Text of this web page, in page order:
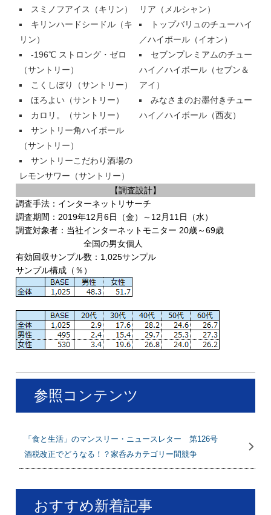
スミノフアイス（キリン）
キリンハードシードル（キ
リン）
-196℃ ストロング・ゼロ
（サントリー）
こくしぼり（サントリー）
ほろよい（サントリー）
カロリ。（サントリー）
サントリー角ハイボール
（サントリー）
サントリーこだわり酒場の
レモンサワー（サントリー）
リア（メルシャン）
トップバリュのチューハイ
／ハイボール（イオン）
セブンプレミアムのチュー
ハイ／ハイボール（セブン＆
アイ）
みなさまのお墨付きチュー
ハイ／ハイボール（西友）
【調査設計】
調査手法：インターネットリサーチ
調査期間：2019年12月6日（金）～12月11日（水）
調査対象者：当社インターネットモニター 20歳～69歳
全国の男女個人
有効回収サンプル数：1,025サンプル
サンプル構成（％）
参照コンテンツ
「食と生活」のマンスリー・ニュースレター 第126号
酒税改正でどうなる！？家呑みカテゴリー間競争
おすすめ新着記事